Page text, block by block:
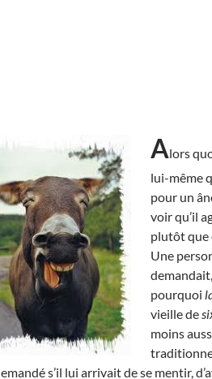
Alors
lui-même
pour un
voir qu’il
plutôt que
Une
pourquoi
vieille de
moins
s’il lui arrivait de se mentir,